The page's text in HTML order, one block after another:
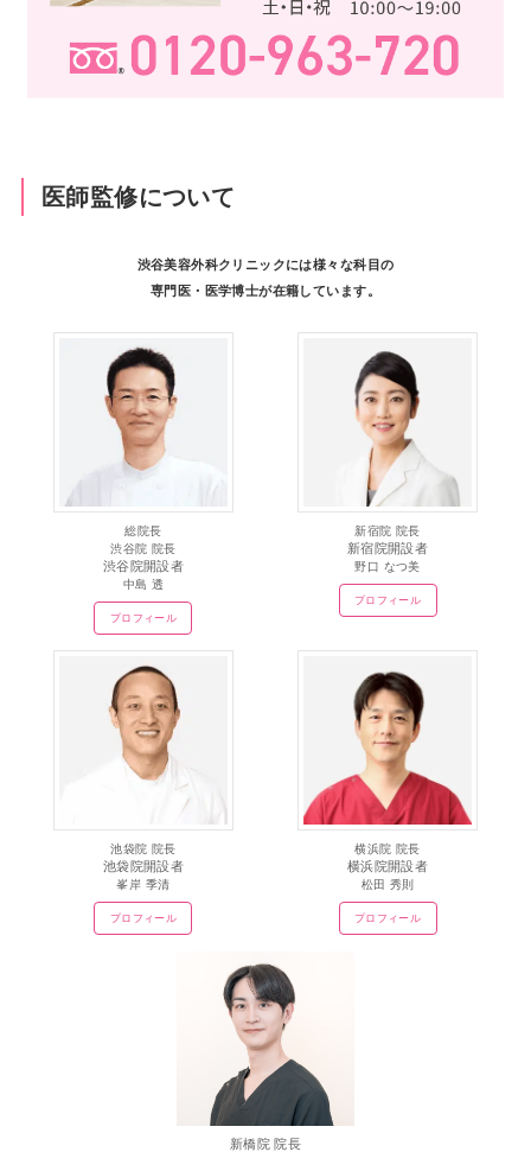
医師監修について
渋谷美容外科クリニックには様々な科目の
専門医・医学博士が在籍しています。
総院長
渋谷院 院長
渋谷院開設者
中島 透
プロフィール
新宿院 院長
新宿院開設者
野口 なつ美
プロフィール
池袋院 院長
池袋院開設者
峯岸 季清
プロフィール
横浜院 院長
横浜院開設者
松田 秀則
プロフィール
新橋院 院長